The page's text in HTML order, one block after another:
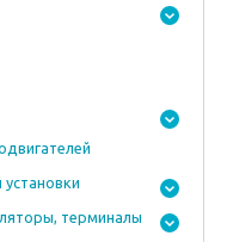
терминалы